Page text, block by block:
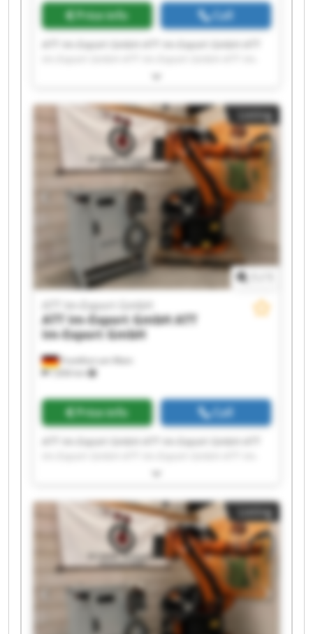
Price info Call
ATT Im-Export GmbH ATT Im-Export GmbH ATT
Export GmbH ATT Im-Export GmbH ATT Im-
Export GmbH ATT Im-Export GmbH ATT Im-
Export GmbH ATT Im-Export GmbH ATT Im-
Export GmbH ATT Im-Export GmbH ATT Im-
Export GmbH ATT Im-Export GmbH ATT Im-
Export GmbH ATT Im-Export GmbH ATT Im-
Export GmbH ATT Im-Export GmbH
Listing
Frankfurt am Main
7,836 km
ATT Im-Export GmbH
ATT Im-Export GmbHATT
Im-Export GmbH
Price info Call
ATT Im-Export GmbH ATT Im-Export GmbH ATT
Export GmbH ATT Im-Export GmbH ATT Im-
Export GmbH ATT Im-Export GmbH ATT Im-
Export GmbH ATT Im-Export GmbH ATT Im-
Export GmbH ATT Im-Export GmbH ATT Im-
Export GmbH ATT Im-Export GmbH ATT Im-
Export GmbH ATT Im-Export GmbH ATT Im-
Export GmbH ATT Im-Export GmbH
Listing